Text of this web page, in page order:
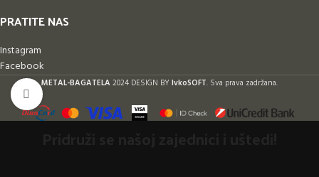
Klikni da uvećaš
PRATITE NAS
Instagram
Facebook
METAL-BAGATELA 2024 DESIGN BYIvkoSOFT. Sva prava zadržana.